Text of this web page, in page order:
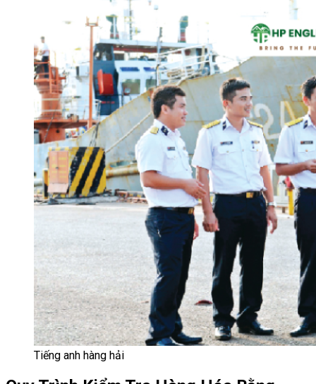
Tiếng anh hàng hải